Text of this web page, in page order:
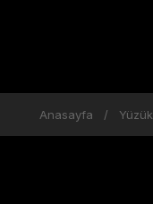
Anasayfa Yüzük